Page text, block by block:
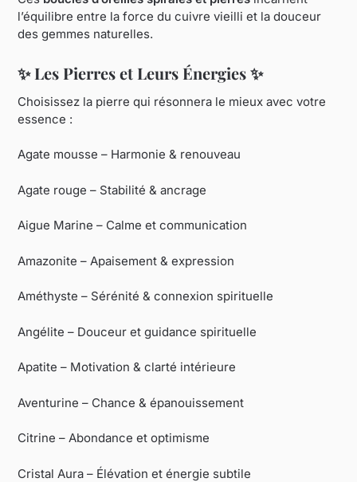
l’équilibre entre la force du cuivre vieilli et la douceur
des gemmes naturelles.
✨ Les Pierres et Leurs Énergies ✨
Choisissez la pierre qui résonnera le mieux avec votre
essence :
Agate mousse – Harmonie & renouveau
Agate rouge – Stabilité & ancrage
Aigue Marine – Calme et communication
Amazonite – Apaisement & expression
Améthyste – Sérénité & connexion spirituelle
Angélite – Douceur et guidance spirituelle
Apatite – Motivation & clarté intérieure
Aventurine – Chance & épanouissement
Citrine – Abondance et optimisme
Cristal Aura – Élévation et énergie subtile